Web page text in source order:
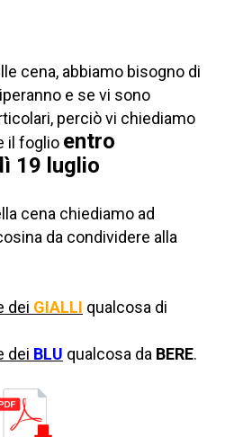
cena, abbiamo bisogno di
e se vi sono
perciò vi chiediamo
il foglio entro
19 luglio
cena chiediamo ad
da condividere alla
dei GIALLI qualcosa di
dei BLU qualcosa da BERE.